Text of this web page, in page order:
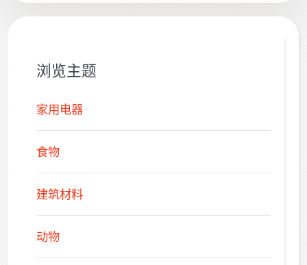
浏览主题
家用电器
食物
建筑材料
动物